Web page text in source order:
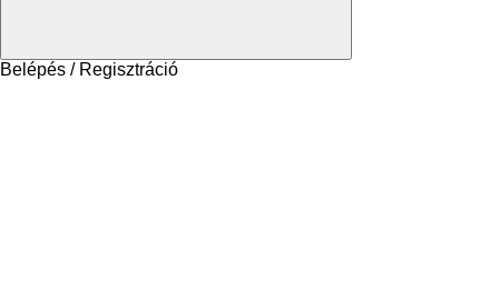
Belépés / Regisztráció